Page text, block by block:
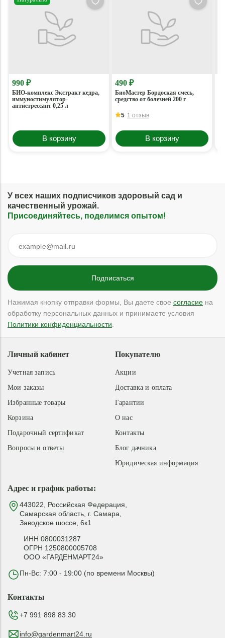
990 ₽
БИО-комплекс Экстракт кедра,
иммуностимулятор-
антистрессант 0,25 л
В корзину
490 ₽
БиоМастер Бордоская смесь,
средство от болезней 200 г
5 1 отзыв
В корзину
У всех наших подписчиков здоровый сад и
качественный урожай.
Присоединяйтесь, поделимся опытом!
Нажимая кнопку отправки формы, Вы даете свое согласие на
обработку персональных данных и принимаете условия
Политики конфиденциальности
Адрес и график работы:
443022, Российская Федерация,
Самарская область, г. Самара,
Заводское шоссе, 6к1
ИНН 0800031287
ОГРН 1250800005708
ООО «ГАРДЕНМАРТ24»
Пн-Вс: 7:00 - 19:00 (по времени Москвы)
Покупателю
Акции
Доставка и оплата
Гарантии
О нас
Контакты
Блог дачника
Юридическая информация
Личный кабинет
Учетная запись
Мои заказы
Избранные товары
Корзина
Подарочный сертификат
Вопросы и ответы
Контакты
+7 991 898 83 30
info@gardenmart24.ru